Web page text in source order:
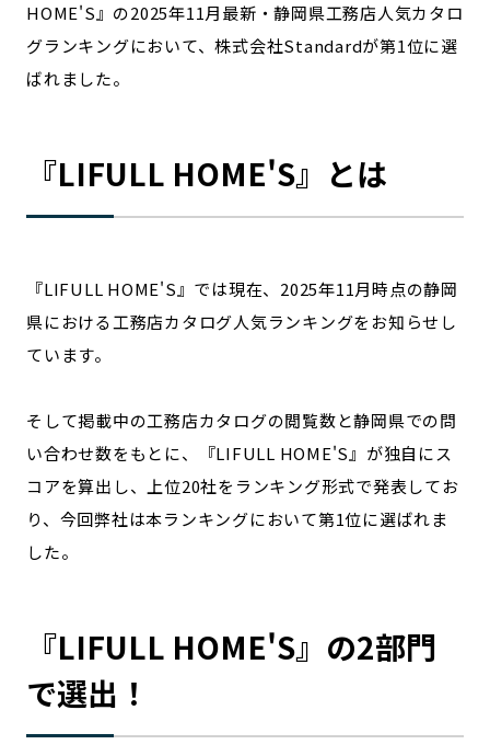
宮崎エリア
鹿児島エリア
沖縄エリア
特集コンテンツ
地域を代表する 企業100選
プレスリリース
行政連携記事
Localist
SDGsの先駆者
イベント
飲食店
地域豆知識
「人」から探す
記事ライター アンバサダー
HOME'S』の2025年11月最新・静岡県工務店人気カタロ
グランキングにおいて、株式会社Standardが第1位に選
ばれました。
『LIFULL HOME'S』とは
『LIFULL HOME'S』では現在、2025年11月時点の静岡
県における工務店カタログ人気ランキングをお知らせし
ています。
そして掲載中の工務店カタログの閲覧数と静岡県での問
い合わせ数をもとに、『LIFULL HOME'S』が独自にス
コアを算出し、上位20社をランキング形式で発表してお
り、今回弊社は本ランキングにおいて第1位に選ばれま
した。
『LIFULL HOME'S』の2部門
で選出！